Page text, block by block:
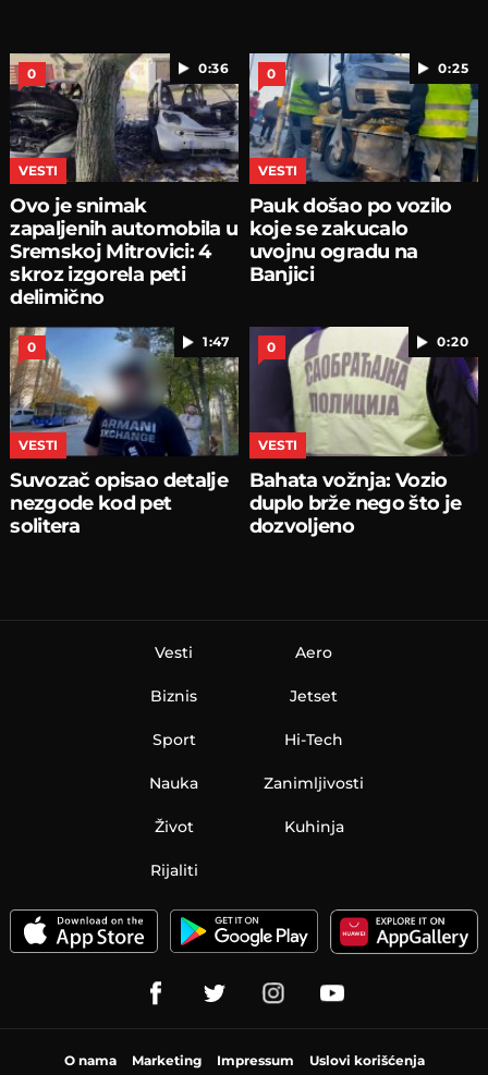
0:36
0
VESTI
Ovo je snimak
zapaljenih automobila u
Sremskoj Mitrovici: 4
skroz izgorela peti
delimično
0:25
0
VESTI
Pauk došao po vozilo
koje se zakucalo
uvojnu ogradu na
Banjici
1:47
0
VESTI
Suvozač opisao detalje
nezgode kod pet
solitera
0:20
0
VESTI
Bahata vožnja: Vozio
duplo brže nego što je
dozvoljeno
Vesti
Biznis
Sport
Nauka
Aero
Jetset
Hi-Tech
Zanimljivosti
Život Kuhinja
Rijaliti
O nama Marketing Impressum Uslovi korišćenja